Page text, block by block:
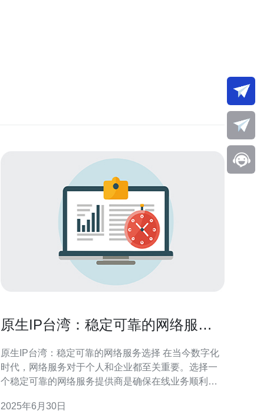
原生IP台湾：稳定可靠的网络服务
原生IP台湾：稳定可靠的网络服务选择 在当今数字化
时代，网络服务对于个人和企业都至关重要。选择一
个稳定可靠的网络服务提供商是确保在线业务顺利运
提供了许多优势和特点，让用户可以放心地选择。 原
2025年6月30日